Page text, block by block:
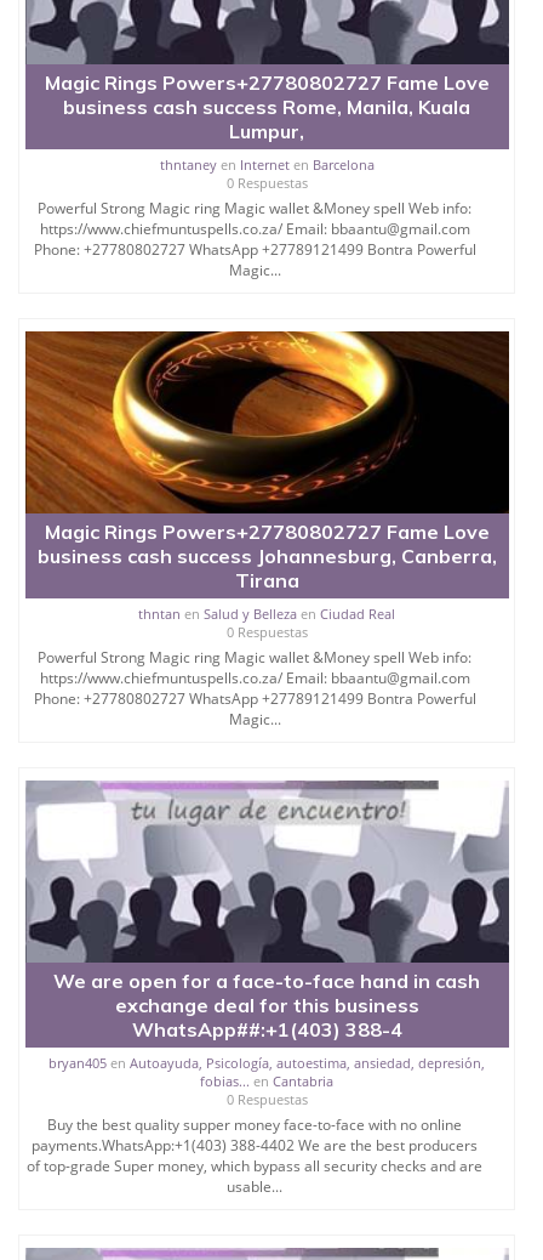
Magic Rings Powers+27780802727 Fame Love
business cash success Rome, Manila, Kuala
Lumpur,
thntaneyen Interneten Barcelona
0 Respuestas
Powerful Strong Magic ring Magic wallet &Money spell Web info:
https://www.chiefmuntuspells.co.za/ Email: bbaantu@gmail.com
Phone: +27780802727 WhatsApp +27789121499 Bontra Powerful
Magic...
Magic Rings Powers+27780802727 Fame Love
business cash success Johannesburg, Canberra,
Tirana
thntan enSalud y Belleza enCiudad Real
0 Respuestas
Powerful Strong Magic ring Magic wallet &Money spell Web info:
https://www.chiefmuntuspells.co.za/ Email: bbaantu@gmail.com
Phone: +27780802727 WhatsApp +27789121499 Bontra Powerful
Magic...
We are open for a face-to-face hand in cash
exchange deal for this business
WhatsApp##:+1(403) 388-4
bryan405 enAutoayuda, Psicología, autoestima, ansiedad, depresión,
fobias... enCantabria
0 Respuestas
Buy the best quality supper money face-to-face with no online
payments.WhatsApp:+1(403) 388-4402 We are the best producers
of top-grade Super money, which bypass all security checks and are
usable...